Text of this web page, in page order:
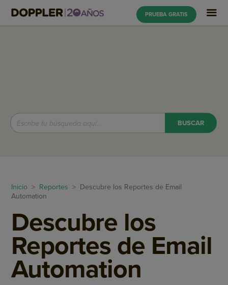
PRUEBA GRATIS
Inicio > Reportes > Descubre los Reportes de Email
Automation
Descubre los
Reportes de Email
Automation